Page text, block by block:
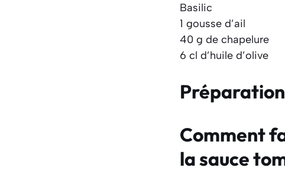
Basilic
1 gousse d’ail
40 g de chapelure
6 cl d’huile d’olive
Préparation
Comment
la sauce